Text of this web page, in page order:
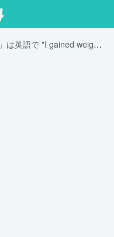
「また太った！」は英語で "I gained weight again!"